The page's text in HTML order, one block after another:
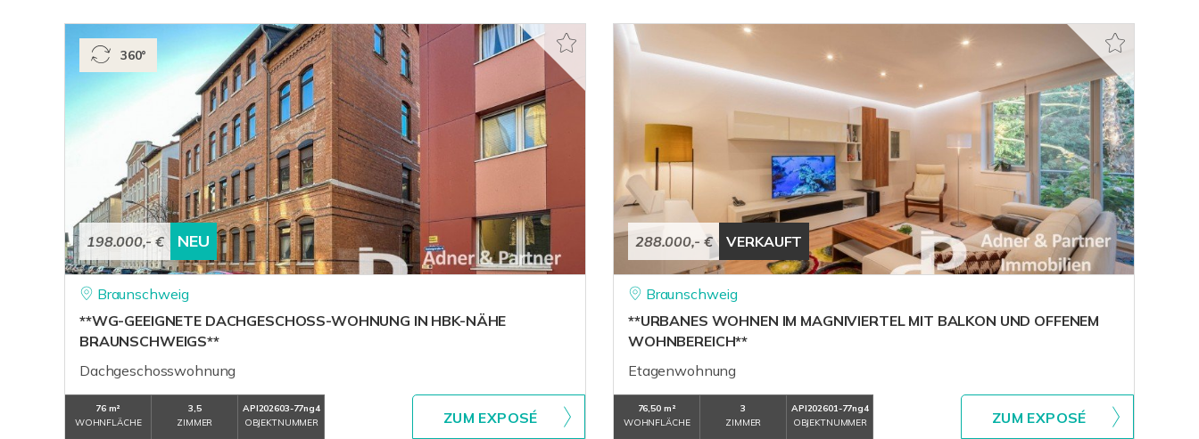
198.000,- € NEU
360°
Braunschweig
**WG-GEEIGNETE DACHGESCHOSS-WOHNUNG IN HBK-NÄHE
BRAUNSCHWEIGS**
Dachgeschosswohnung
76 m²
WOHNFLÄCHE
3,5
ZIMMER
API202603-77ng4
OBJEKTNUMMER
ZUM EXPOSÉ
288.000,- € VERKAUFT
Braunschweig
**URBANES WOHNEN IM MAGNIVIERTEL MIT BALKON UND OFFENEM
WOHNBEREICH**
Etagenwohnung
76,50 m²
WOHNFLÄCHE
3
ZIMMER
API202601-77ng4
OBJEKTNUMMER
ZUM EXPOSÉ